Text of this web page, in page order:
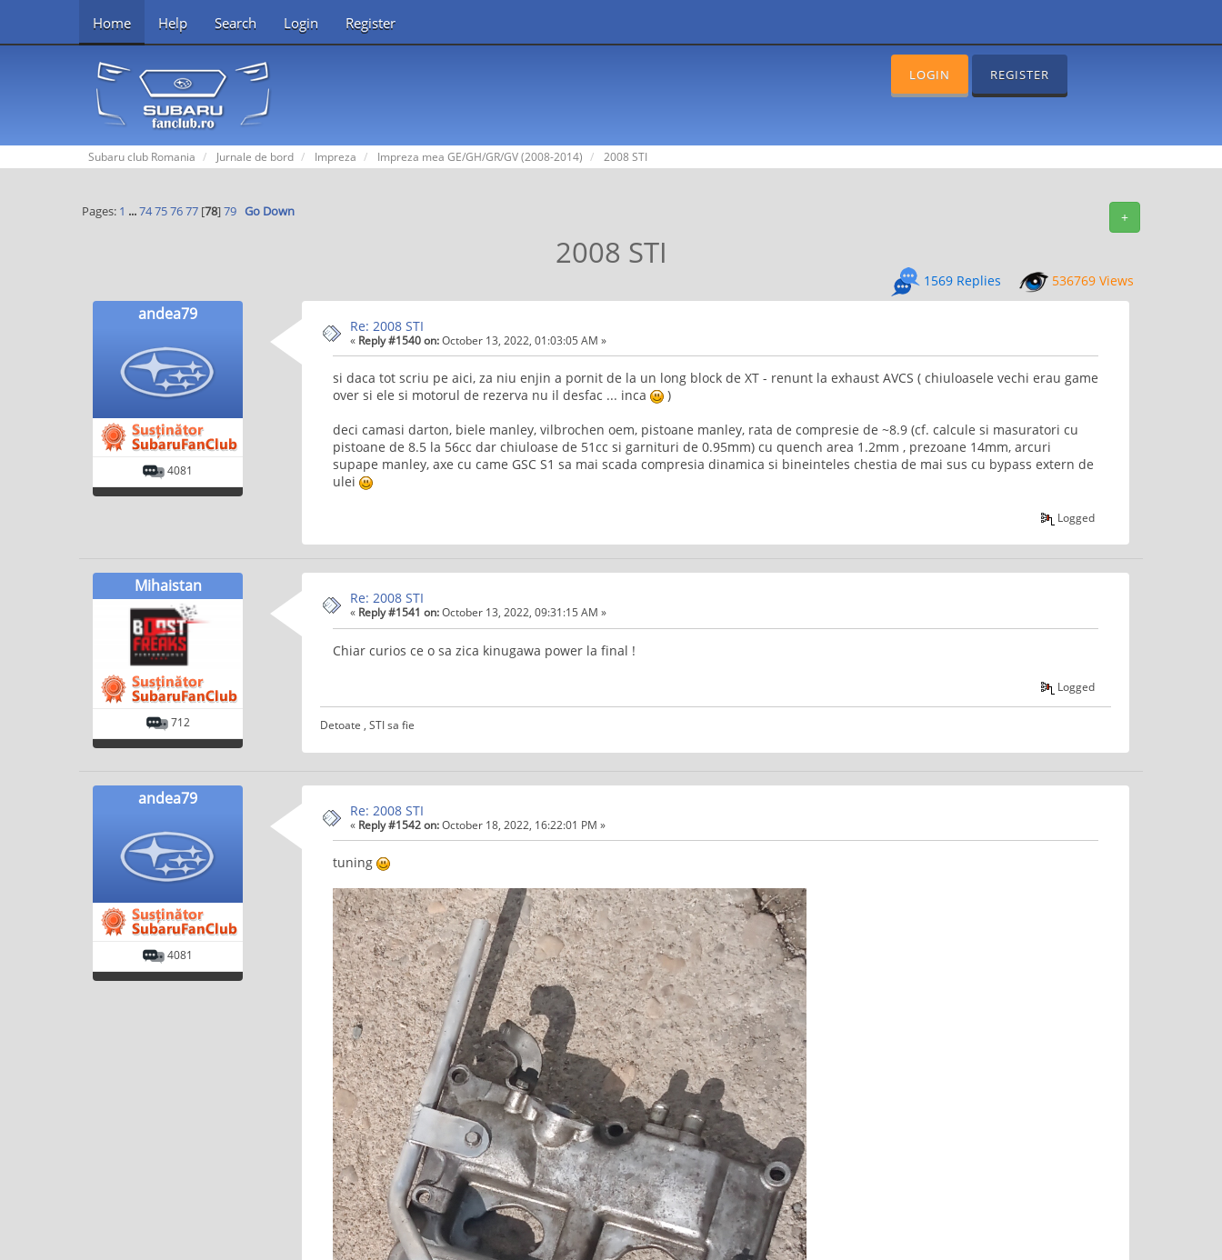
Home Help Search Login Register
LOGIN REGISTER
Subaru club Romania Jurnale de bord Impreza Impreza mea GE/GH/GR/GV (2008-2014) 2008 STI
+
Pages: 1 ...74 75 76 77[78]79 Go Down
2008 STI
1569 Replies 536769 Views
andea79
4081
Re: 2008 STI
« Reply #1540 on:October 13, 2022, 01:03:05 AM »
si daca tot scriu pe aici, za niu enjin a pornit de la un long block de XT - renunt la exhaust AVCS ( chiuloasele vechi erau game
over si ele si motorul de rezerva nu il desfac ... inca
)
deci camasi darton, biele manley, vilbrochen oem, pistoane manley, rata de compresie de ~8.9 (cf. calcule si masuratori cu
pistoane de 8.5 la 56cc dar chiuloase de 51cc si garnituri de 0.95mm) cu quench area 1.2mm , prezoane 14mm, arcuri
supape manley, axe cu came GSC S1 sa mai scada compresia dinamica si bineinteles chestia de mai sus cu bypass extern de
ulei
Logged
Mihaistan
712
Re: 2008 STI
« Reply #1541 on:October 13, 2022, 09:31:15 AM »
Chiar curios ce o sa zica kinugawa power la final !
Logged
Detoate , STI sa fie
andea79
4081
Re: 2008 STI
« Reply #1542 on:October 18, 2022, 16:22:01 PM »
tuning